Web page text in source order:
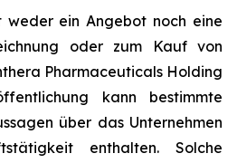
weder ein Angebot noch eine
oder zum Kauf von
Pharmaceuticals Holding
kann bestimmte
über das Unternehmen
enthalten. Solche